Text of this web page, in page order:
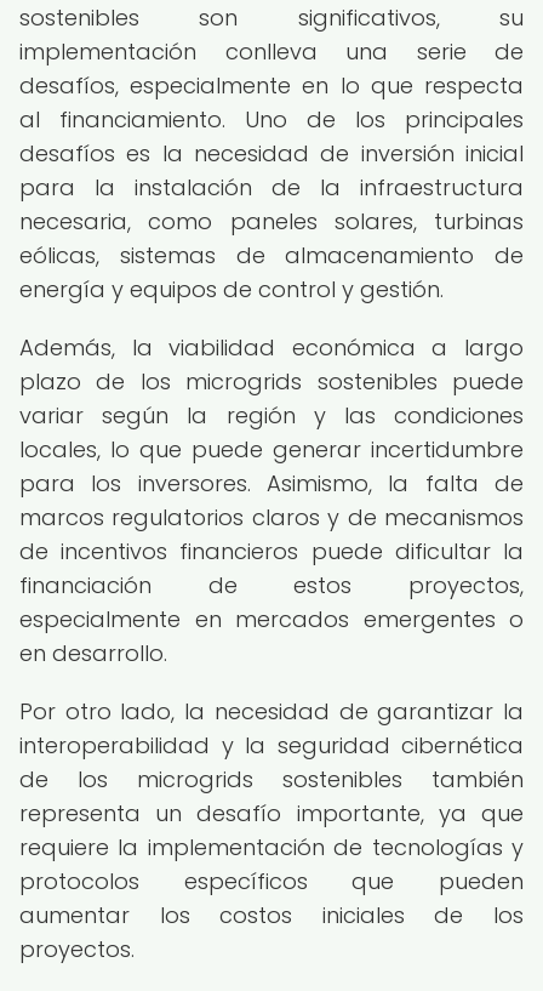
sostenibles son significativos, su
implementación conlleva una serie de
desafíos, especialmente en lo que respecta
al financiamiento. Uno de los principales
desafíos es la necesidad de inversión inicial
para la instalación de la infraestructura
necesaria, como paneles solares, turbinas
eólicas, sistemas de almacenamiento de
energía y equipos de control y gestión.
Además, la viabilidad económica a largo
plazo de los microgrids sostenibles puede
variar según la región y las condiciones
locales, lo que puede generar incertidumbre
para los inversores. Asimismo, la falta de
marcos regulatorios claros y de mecanismos
de incentivos financieros puede dificultar la
financiación de estos proyectos,
especialmente en mercados emergentes o
en desarrollo.
Por otro lado, la necesidad de garantizar la
interoperabilidad y la seguridad cibernética
de los microgrids sostenibles también
representa un desafío importante, ya que
requiere la implementación de tecnologías y
protocolos específicos que pueden
aumentar los costos iniciales de los
proyectos.